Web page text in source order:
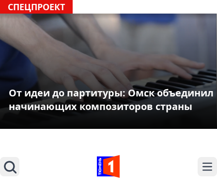
СПЕЦПРОЕКТ
От идеи до партитуры: Омск объединил
начинающих композиторов страны
Поиск